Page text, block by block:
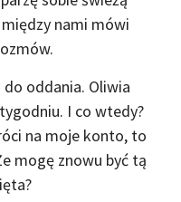
nami mówi
do oddania. Oliwia
I co wtedy?
na moje konto, to
mogę znowu być tą